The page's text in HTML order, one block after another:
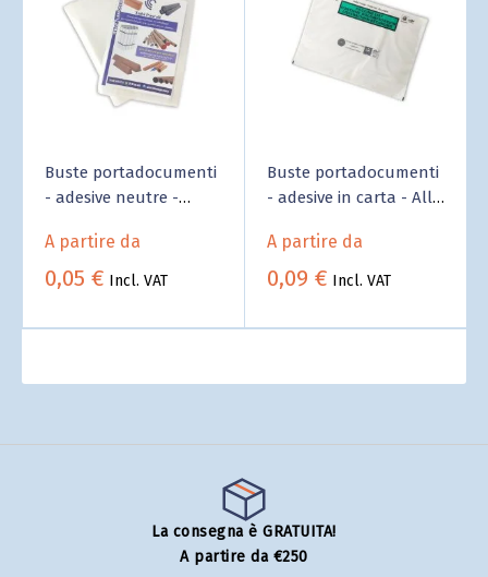
Buste portadocumenti
- adesive neutre -
A partire da
0,05 € Incl. VAT
Buste portadocumenti
- adesive in carta - All'
A partire da
0,09 € Incl. VAT
La consegna è GRATUITA!
A partire da €250